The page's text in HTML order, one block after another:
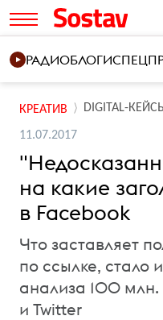
РАДИОБЛОГИ
КРЕАТИВ DIGITAL-КЕЙСЫ
11.07.2017
на какие
в Facebook
Что заставляет
по ссылке, стало
анализа 100 млн.
и Twitter